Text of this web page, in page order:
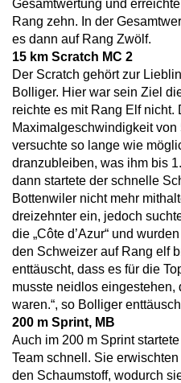
Gesamtwertung und
Rang zehn. In der
es dann auf Rang Zwölf.
15 km Scratch MC 2
Der Scratch gehört zur
Bolliger. Hier war sein Ziel
reichte es mit Rang Elf
Maximalgeschwindigkeit
versuchte so lange wie
dranzubleiben, was ihm bis
dann startete der schnelle
Bottenwiler nicht mehr
dreizehnter ein, jedoch
die „Côte d’Azur“ und
den Schweizer auf Rang elf
enttäuscht, dass es für die
musste neidlos eingestehen,
waren.“, so Bolliger
200 m Sprint, MB
Auch im 200 m Sprint
Team schnell. Sie
den Schaumstoff, wodurch